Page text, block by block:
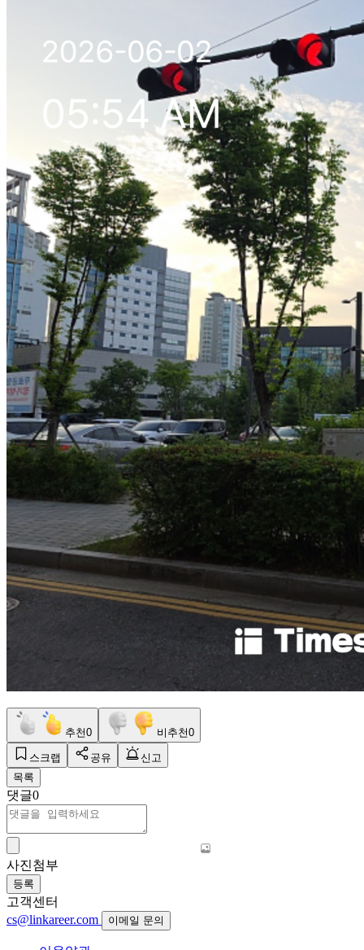
추천0 비추천0
스크랩 공유
신고
목록
댓글0
사진첨부
등록
고객센터
cs@linkareer.com
이메일 문의